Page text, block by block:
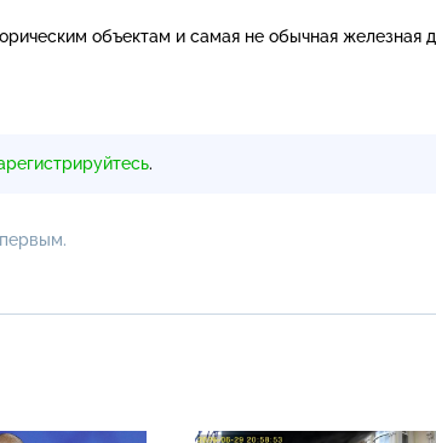
объектам и самая не обычная железная
.